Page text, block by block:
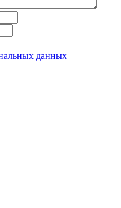
данных